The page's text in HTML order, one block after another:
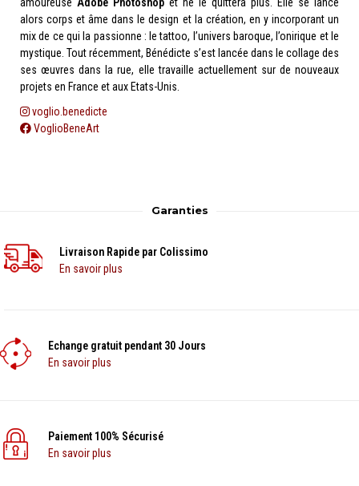
amoureuse Adobe Photoshop et ne le quittera plus. Elle se lance
alors corps et âme dans le design et la création, en y incorporant un
mix de ce qui la passionne : le tattoo, l’univers baroque, l’onirique et le
mystique. Tout récemment, Bénédicte s’est lancée dans le collage des
ses œuvres dans la rue, elle travaille actuellement sur de nouveaux
projets en France et aux Etats-Unis.
voglio.benedicte
VoglioBeneArt
Garanties
Livraison Rapide par Colissimo
En savoir plus
Echange gratuit pendant 30 Jours
En savoir plus
Paiement 100% Sécurisé
En savoir plus